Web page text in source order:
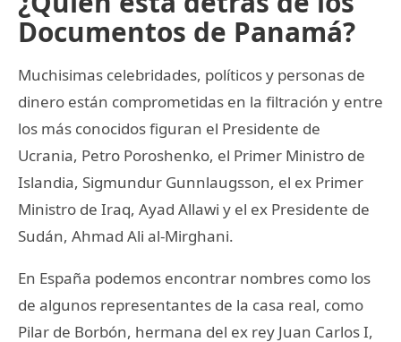
Documentos de Panamá?
Muchisimas celebridades, políticos y personas de
dinero están comprometidas en la filtración y entre
los más conocidos figuran el Presidente de
Ucrania, Petro Poroshenko, el Primer Ministro de
Islandia, Sigmundur Gunnlaugsson, el ex Primer
Ministro de Iraq, Ayad Allawi y el ex Presidente de
Sudán, Ahmad Ali al-Mirghani.
En España podemos encontrar nombres como los
de algunos representantes de la casa real, como
Pilar de Borbón, hermana del ex rey Juan Carlos I,